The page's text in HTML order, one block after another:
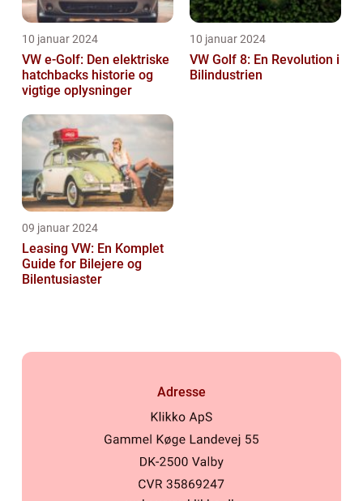
10 januar 2024
VW e-Golf: Den elektriske
hatchbacks historie og
vigtige oplysninger
10 januar 2024
VW Golf 8: En Revolution i
Bilindustrien
09 januar 2024
Leasing VW: En Komplet
Guide for Bilejere og
Bilentusiaster
Adresse